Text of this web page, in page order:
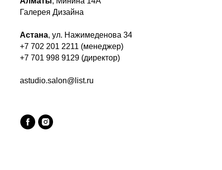
Галерея Дизайна
Астана, ул. Нажимеденова 34
+7 702 201 2211 (менеджер)
+7 701 998 9129 (директор)
astudio.salon@list.ru